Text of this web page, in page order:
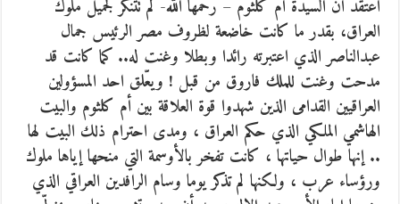
أعتقد أن السيدة أم كلثوم – رحمها الله- لم تتنكر لجميل ملوك
العراق، بقدر ما كانت خاضعة لظروف مصر الرئيس جمال
عبدالناصر الذي اعتبرته رائدا وبطلا وغنت له.. كما كانت قد
مدحت وغنت للملك فاروق من قبل ! ويعّلق احد المسؤولين
العراقيين القدامى الذين شهدوا قوة العلاقة بين أم كلثوم والبيت
الهاشمي الملكي الذي حكم العراق ، ومدى احترام ذلك البيت لها
.. إنها طوال حياتها ، كانت تفخر بالأوسمة التي منحها إياها ملوك
ورؤساء عرب ، ولكنها لم تذكر يوما وسام الرافدين العراقي الذي